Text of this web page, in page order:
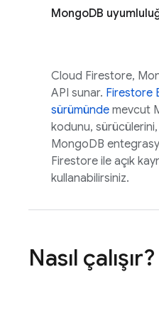
MongoDB
Cloud Firestore,
API sunar. Firestore
sürümünde mevcut
kodunu, sürücülerini,
MongoDB
Firestore ile açık
kullanabilirsiniz.
Nasıl çalışır?